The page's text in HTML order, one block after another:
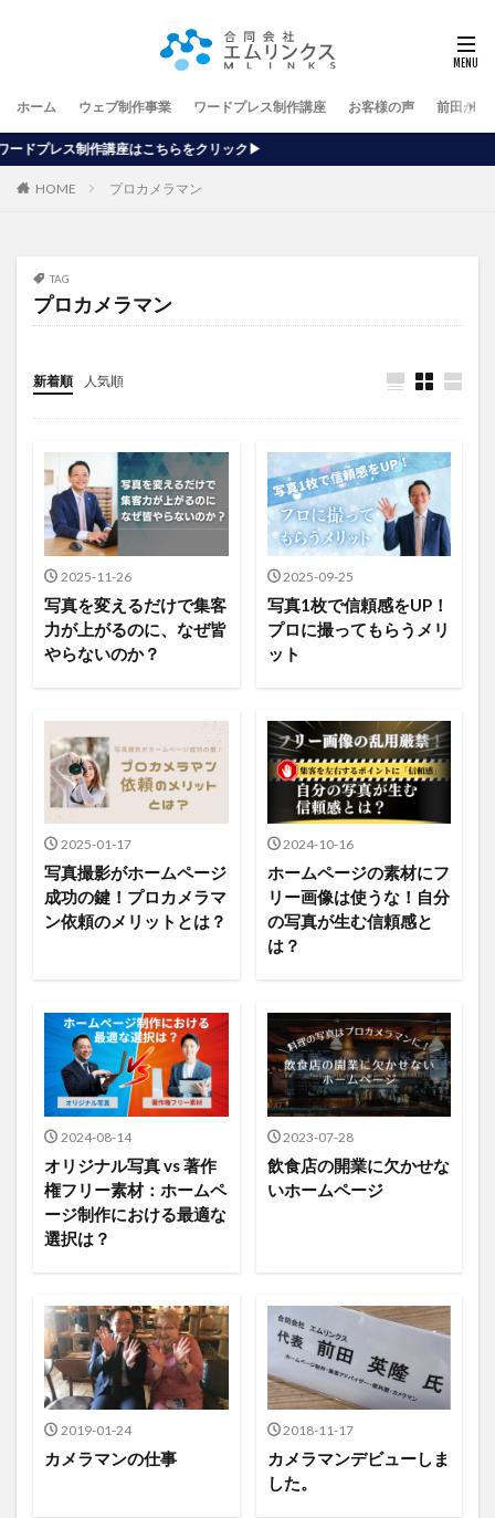
ホーム ウェブ制作事業 ワードプレス制作講座 お客様の声 前田が行
ちらをクリック▶
HOME プロカメラマン
TAG
プロカメラマン
新着順 人気順
2025-11-26
写真を変えるだけで集客
力が上がるのに、なぜ皆
やらないのか？
2025-09-25
写真1枚で信頼感をUP！
プロに撮ってもらうメリ
ット
2025-01-17
写真撮影がホームページ
成功の鍵！プロカメラマ
ン依頼のメリットとは？
2024-10-16
ホームページの素材にフ
リー画像は使うな！自分
の写真が生む信頼感と
は？
2024-08-14
オリジナル写真 vs 著作
権フリー素材：ホームペ
ージ制作における最適な
選択は？
2023-07-28
飲食店の開業に欠かせな
いホームページ
2019-01-24
カメラマンの仕事
2018-11-17
カメラマンデビューしま
した。